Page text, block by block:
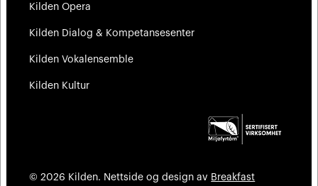
Kilden Opera
Kilden Dialog & Kompetansesenter
Kilden Vokalensemble
Kilden Kultur
© 2026 Kilden. Nettside og design av Breakfast